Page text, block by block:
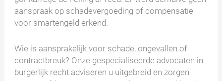
aanspraak op schadevergoeding of compensatie
voor smartengeld erkend.
Wie is aansprakelijk voor schade, ongevallen of
contractbreuk? Onze gespecialiseerde advocaten in
burgerlijk recht adviseren u uitgebreid en zorgen